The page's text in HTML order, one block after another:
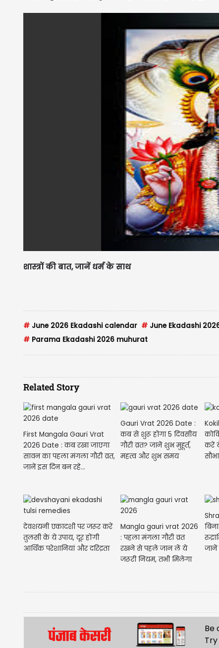
शास्त्रों की बात, जानें धर्म के साथ
# June 2026 Ekadashi calendar # June Ekadashi
# Parama Ekadashi 2026 muhurat
Related Story
First Mangala Gauri Vrat
2026 Date : कब रखा जाएगा
सावन का पहला मंगला गौरी व्रत,
जानें इस दिन बन रहे...
Gauri Vrat 2026 Date :
कब से शुरू होगा 5 दिवसीय
गौरी व्रत? जानें शुभ मुहूर्त,
महत्व और शुभ समय
करें
देवशयनी एकादशी पर जरूर करें
तुलसी के ये उपाय, दूर होंगी
आर्थिक परेशानियां और दरिद्रता
Mangla gauri vrat 2026
: पहला मंगला गौरी व्रत
रखने से पहले जान लें ये
जरूरी नियम, तभी मिलेगा
जानें
Be
Try